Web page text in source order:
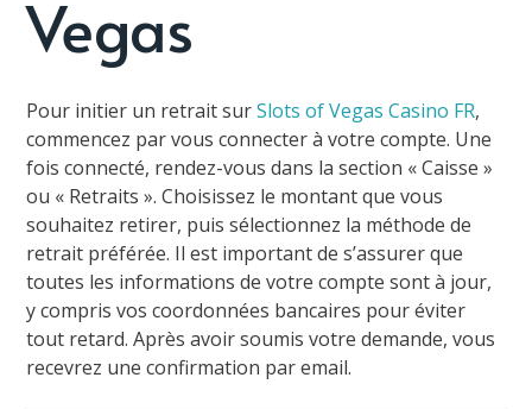
Vegas
Pour initier un retrait surSlots of Vegas Casino FR,
commencez par vous connecter à votre compte. Une
fois connecté, rendez-vous dans la section « Caisse »
ou « Retraits ». Choisissez le montant que vous
souhaitez retirer, puis sélectionnez la méthode de
retrait préférée. Il est important de s’assurer que
toutes les informations de votre compte sont à jour,
y compris vos coordonnées bancaires pour éviter
tout retard. Après avoir soumis votre demande, vous
recevrez une confirmation par email.